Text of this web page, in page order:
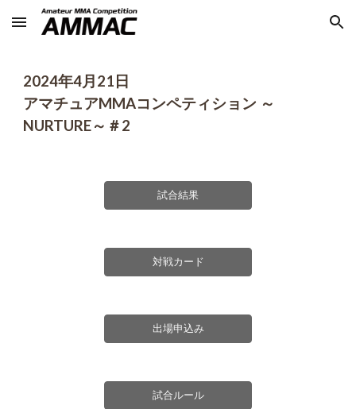
Skip to main content Skip to navigation
2024年4月 21 日
アマチュアMMAコンペティション ～
NURTURE～＃2
試合結果
対戦カード
出場申込み
試合ルール